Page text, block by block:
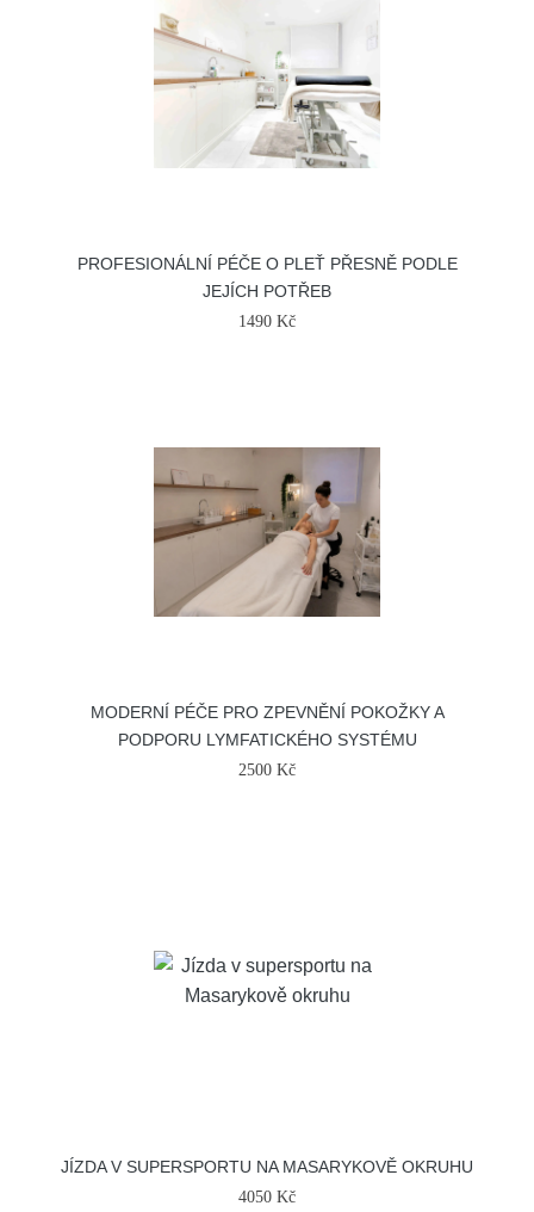
PROFESIONÁLNÍ PÉČE O PLEŤ PŘESNĚ PODLE
JEJÍCH POTŘEB
1490 Kč
MODERNÍ PÉČE PRO ZPEVNĚNÍ POKOŽKY A
PODPORU LYMFATICKÉHO SYSTÉMU
2500 Kč
JÍZDA V SUPERSPORTU NA MASARYKOVĚ OKRUHU
4050 Kč